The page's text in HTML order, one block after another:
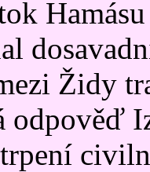
Židy
odpověď